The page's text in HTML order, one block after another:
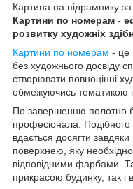
Картина на підрамнику
Картини по номерам -
розвитку художніх
Картини по номерам - це
без художнього досвіду
створювати повноцінні
обмежуючись тематикою і
По завершенню полотно
професіонала.
вдається досягти
поверхнею, яку
відповідними фарбами.
прикрасою будинку, так і